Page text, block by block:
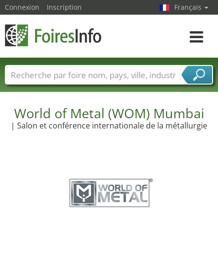
World of Metal (WOM) Mumbai
| Salon et conférence internationale de la métallurgie
Connexion Inscription Français
Toggle
Foire noms Pays Villes
Secteurs de foire